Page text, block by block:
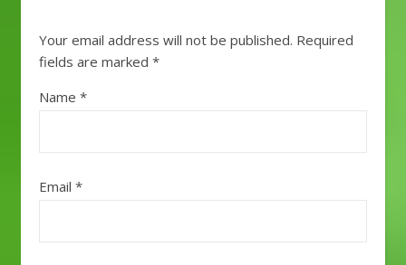
Your email address will not be published. Required
fields are marked *
Name *
Email *